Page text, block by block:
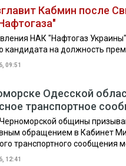
Кабмин после
НАК "Нафтогаз
кандидата на должность
09:51
Одесской
транспортное
общины
обращением в Кабинет
транспортного сообщения
12:41